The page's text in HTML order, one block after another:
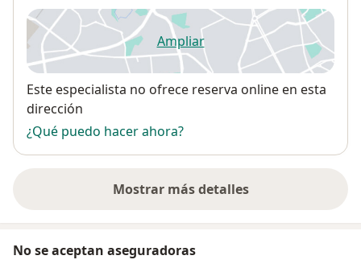
Ampliarse abre en una nueva
Disponibilidad
Este especialista no ofrece reserva online en esta
dirección
¿Qué puedo hacer ahora?
Mostrar más detalles
sobre la dirección
No se aceptan aseguradoras